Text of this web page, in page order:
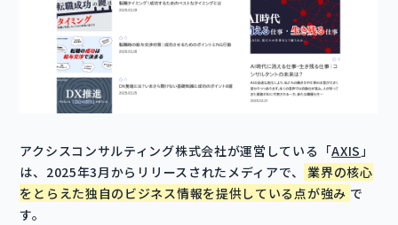
アクシスコンサルティング株式会社が運営している「AXIS 」
は、2025年3月からリリースされたメディアで、
業界の核心
をとらえた独自のビジネス情報を提供している点が強み で
す。